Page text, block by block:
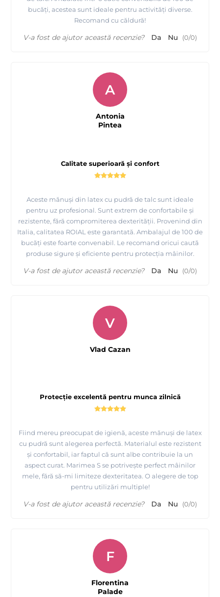
bucăți, acestea sunt ideale pentru activități diverse.
Recomand cu căldură!
V-a fost de ajutor această recenzie? Da Nu (0/0)
Calitate superioară și confort
Aceste mănuși din latex cu pudră de talc sunt ideale
pentru uz profesional. Sunt extrem de confortabile și
rezistente, fără compromiterea dexterității. Provenind din
Italia, calitatea ROIAL este garantată. Ambalajul de 100 de
bucăți este foarte convenabil. Le recomand oricui caută
produse sigure și eficiente pentru protecția mâinilor.
A
Antonia
Pintea
V-a fost de ajutor această recenzie? Da Nu (0/0)
Protecție excelentă pentru munca zilnică
Fiind mereu preocupat de igienă, aceste mănuși de latex
cu pudră sunt alegerea perfectă. Materialul este rezistent
și confortabil, iar faptul că sunt albe contribuie la un
aspect curat. Marimea S se potrivește perfect mâinilor
mele, fără să-mi limiteze dexteritatea. O alegere de top
pentru utilizări multiple!
V
Vlad Cazan
V-a fost de ajutor această recenzie? Da Nu (0/0)
F
Florentina
Palade